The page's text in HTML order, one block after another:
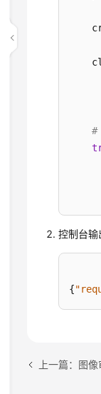
#
控制台输
{
上一篇：图